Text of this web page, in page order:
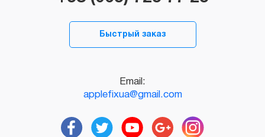
Быстрый заказ
Email:
applefixua@gmail.com